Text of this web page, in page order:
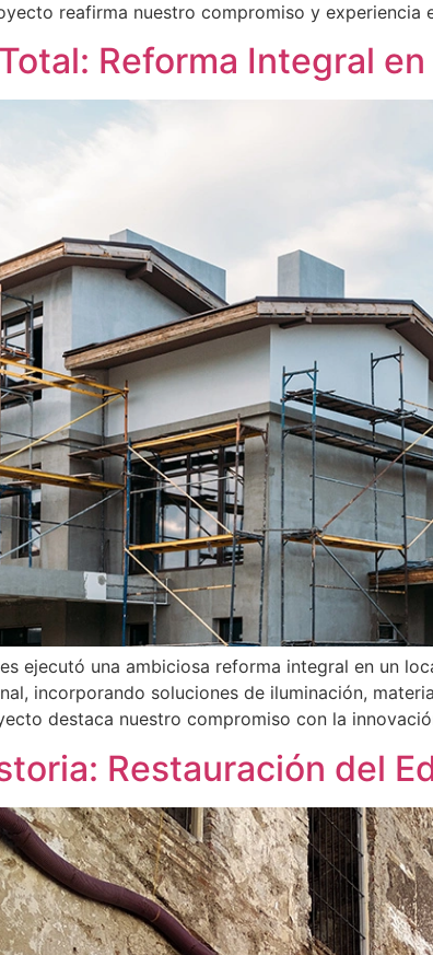
reafirma nuestro compromiso y experiencia
Reforma Integral
ejecutó una ambiciosa reforma integral en un
incorporando soluciones de iluminación,
destaca nuestro compromiso con la
Restauración del